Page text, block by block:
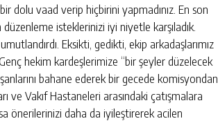
dolu vaad verip hiçbirini yapmadınız. En son
isteklerinizi iyi niyetle karşıladık.
Eksikti, gedikti, ekip arkadaşlarımız
hekim kardeşlerimize “bir şeyler düzelecek
bahane ederek bir gecede komisyondan
ve Vakıf Hastaneleri arasındaki çatışmalara
önerilerinizi daha da iyileştirerek acilen